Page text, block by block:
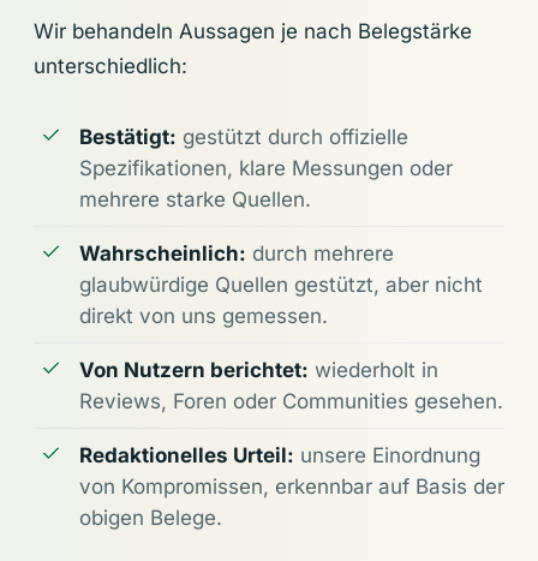
Wir behandeln Aussagen je nach Belegstärke
unterschiedlich:
Bestätigt: gestützt durch offizielle
Spezifikationen, klare Messungen oder
mehrere starke Quellen.
Wahrscheinlich: durch mehrere
glaubwürdige Quellen gestützt, aber nicht
direkt von uns gemessen.
Von Nutzern berichtet: wiederholt in
Reviews, Foren oder Communities gesehen.
Redaktionelles Urteil: unsere Einordnung
von Kompromissen, erkennbar auf Basis der
obigen Belege.